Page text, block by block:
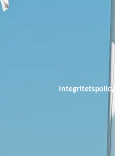
Integritetspolicy